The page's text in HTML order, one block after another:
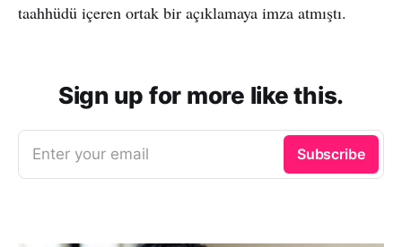
taahhüdü içeren ortak bir açıklamaya imza atmıştı.
Sign up for more like this.
Enter your email Subscribe